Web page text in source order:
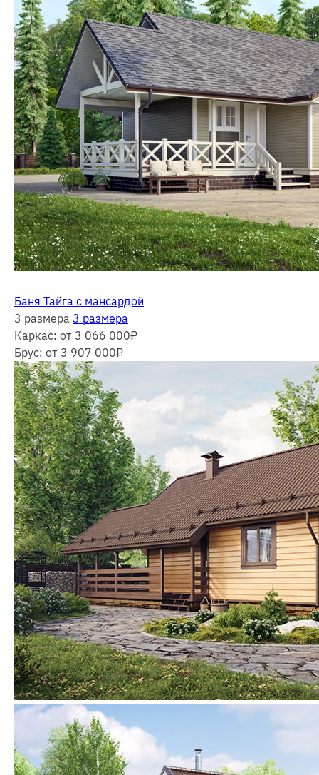
Баня Тайга с мансардой
3 размера 3 размера
Каркас: от 3 066 000₽
Брус: от 3 907 000₽